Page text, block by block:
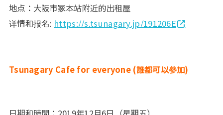
地点：大阪市冢本站附近的出租屋
详情和报名: https://s.tsunagary.jp/191206E
Tsunagary Cafe for everyone (誰都可以參加)